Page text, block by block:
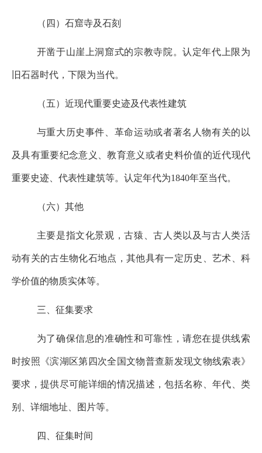
（四）石窟寺及石刻
开凿于山崖上洞窟式的宗教寺院。认定年代上限为
旧石器时代，下限为当代。
（五）近现代重要史迹及代表性建筑
与重大历史事件、革命运动或者著名人物有关的以
及具有重要纪念意义、教育意义或者史料价值的近代现代
重要史迹、代表性建筑等。认定年代为1840年至当代。
（六）其他
主要是指文化景观，古猿、古人类以及与古人类活
动有关的古生物化石地点，其他具有一定历史、艺术、科
学价值的物质实体等。
三、征集要求
为了确保信息的准确性和可靠性，请您在提供线索
时按照《滨湖区第四次全国文物普查新发现文物线索表》
要求，提供尽可能详细的情况描述，包括名称、年代、类
别、详细地址、图片等。
四、征集时间